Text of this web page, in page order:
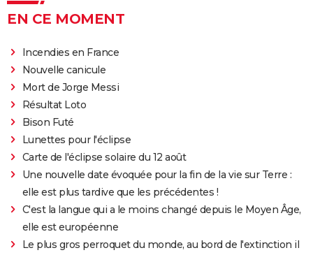
EN CE MOMENT
Incendies en France
Nouvelle canicule
Mort de Jorge Messi
Résultat Loto
Bison Futé
Lunettes pour l'éclipse
Carte de l'éclipse solaire du 12 août
Une nouvelle date évoquée pour la fin de la vie sur Terre :
elle est plus tardive que les précédentes !
C'est la langue qui a le moins changé depuis le Moyen Âge,
elle est européenne
Le plus gros perroquet du monde, au bord de l'extinction il